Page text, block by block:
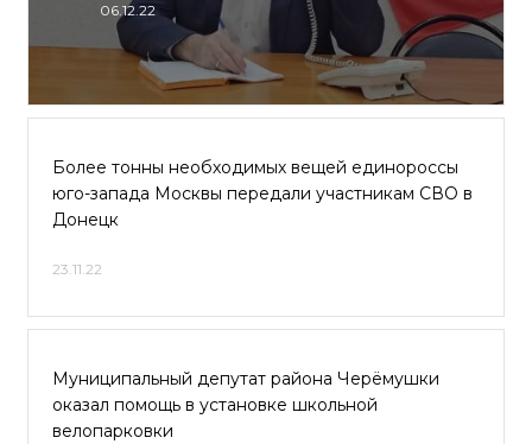
06.12.22
Более тонны необходимых вещей единороссы
юго-запада Москвы передали участникам СВО в
Донецк
23.11.22
Муниципальный депутат района Черёмушки
оказал помощь в установке школьной
велопарковки